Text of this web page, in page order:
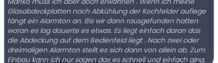
Glasabdeckplatten nach Abkühlung der Kochfelder auflege
fängt ein Alarmton an. Bis wir dann rausgefunden hatten
woran es lag dauerte es etwas. Es liegt einfach daran das
die Abdeckung auf dem Bedienfeld liegt . Nach zwei oder
dreimaligen Alarmton stellt es sich dann von allein ab. Zum
Einbau kann ich nur sagen das es schnell und einfach ging.